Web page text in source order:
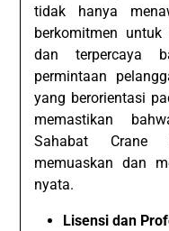
tidak hanya
berkomitmen
dan terpercaya
permintaan
yang berorientasi
memastikan
Sahabat Crane
memuaskan dan
nyata.
Lisensi dan